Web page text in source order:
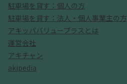
駐車場を貸す：個人の方
駐車場を貸す：法人・個人事業主の方
アキッパバリュープラスとは
運営会社
アキチャン
akipedia